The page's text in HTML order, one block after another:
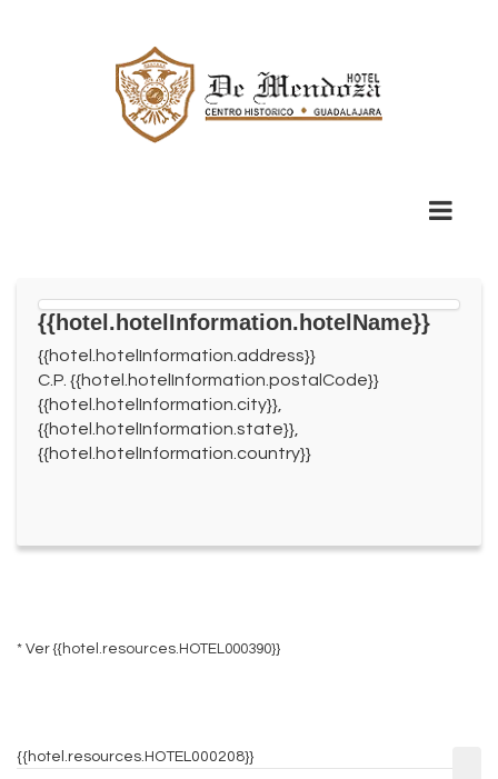
{{hotel.hotelInformation.hotelName}}
{{hotel.hotelInformation.address}}
C.P. {{hotel.hotelInformation.postalCode}}
{{hotel.hotelInformation.city}},
{{hotel.hotelInformation.state}},
{{hotel.hotelInformation.country}}
* Ver{{hotel.resources.HOTEL000390}}
{{hotel.resources.HOTEL000208}}